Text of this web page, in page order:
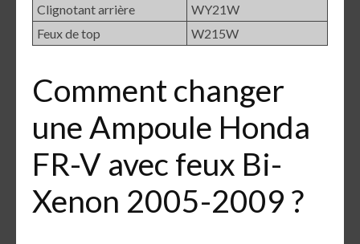
Clignotant arrière
WY21W
Feux de top
W215W
Comment changer
une Ampoule Honda
FR-V avec feux Bi-
Xenon 2005-2009 ?